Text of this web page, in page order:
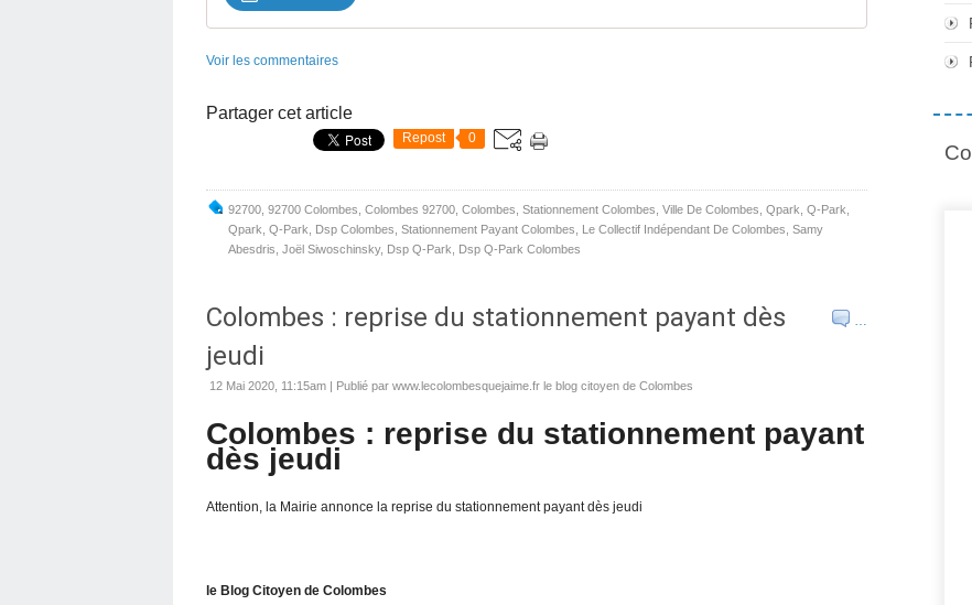
Voir les commentaires
Partager cet article
Repost 0
92700 92700 Colombes Colombes 92700 Colombes Stationnement Colombes Ville De Colombes Qpark Q-Park
Qpark Q-Park Dsp Colombes Stationnement Payant Colombes Le Collectif Indépendant De Colombes Samy
Abesdris Joël Siwoschinsky, Dsp Q-Park Dsp Q-Park Colombes
Colombes : reprise du stationnement payant dès
jeudi
12 Mai 2020, 11:15am | Publié par www.lecolombesquejaime.fr le blog citoyen de Colombes
Colombes : reprise du stationnement payant
dès jeudi
Attention, la Mairie annonce la reprise du stationnement payant dès jeudi
le Blog Citoyen de Colombes